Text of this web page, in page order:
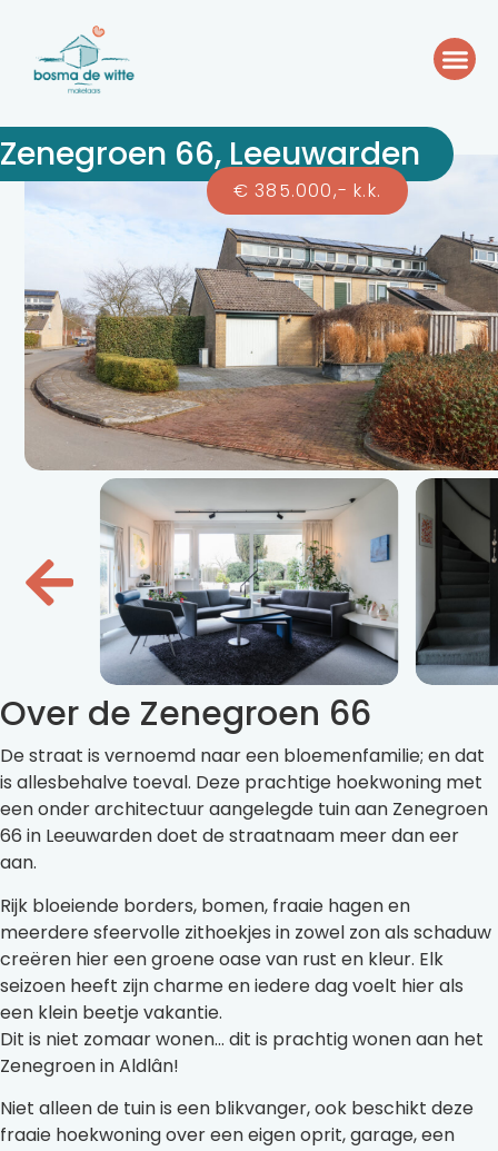
Zenegroen 66, Leeuwarden
Over de Zenegroen 66
De straat is vernoemd naar een bloemenfamilie; en dat
is allesbehalve toeval. Deze prachtige hoekwoning met
een onder architectuur aangelegde tuin aan Zenegroen
66 in Leeuwarden doet de straatnaam meer dan eer
aan.
Rijk bloeiende borders, bomen, fraaie hagen en
meerdere sfeervolle zithoekjes in zowel zon als schaduw
creëren hier een groene oase van rust en kleur. Elk
seizoen heeft zijn charme en iedere dag voelt hier als
een klein beetje vakantie.
Dit is niet zomaar wonen… dit is prachtig wonen aan het
Zenegroen in Aldlân!
Niet alleen de tuin is een blikvanger, ook beschikt deze
fraaie hoekwoning over een eigen oprit, garage, een